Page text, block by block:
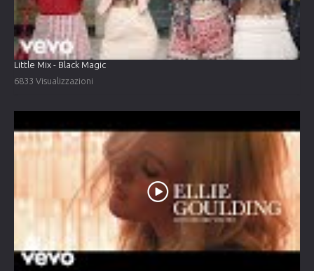
Little Mix - Black Magic
6833 Visualizzazioni